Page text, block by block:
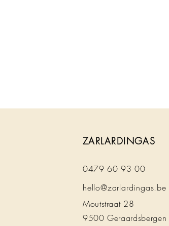
ZARLARDINGAS
0479 60 93 00
hello@zarlardingas.be
Moutstraat 28
9500 Geraardsbergen